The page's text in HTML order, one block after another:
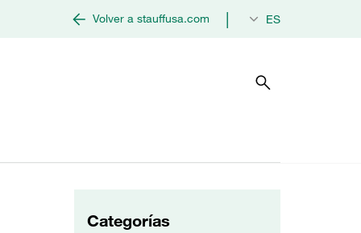
Volver a stauffusa.com ES
Categorías